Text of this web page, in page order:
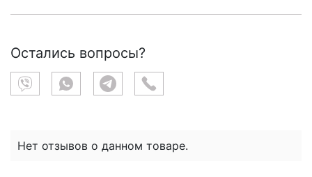
Остались вопросы?
Нет отзывов о данном товаре.